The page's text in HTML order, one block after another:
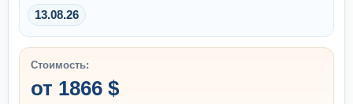
13.08.26
Стоимость:
от 1866 $